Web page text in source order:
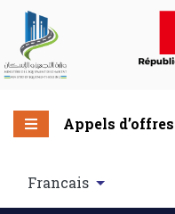
Appels d’offres
Francais